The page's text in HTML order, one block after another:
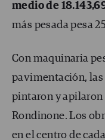
medio de
más pesada pesa
Con maquinaria
pavimentación, las
pintaron y apilaron
Rondinone. Los
en el centro de